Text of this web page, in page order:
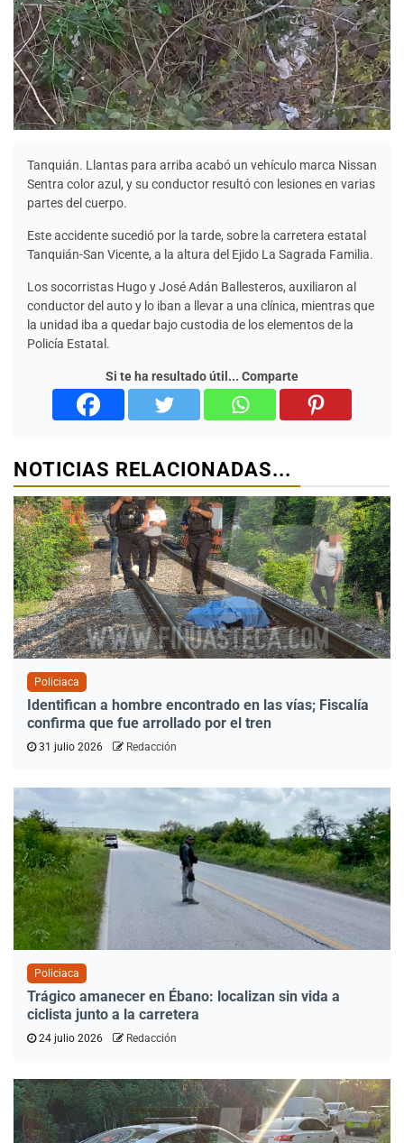
Tanquián. Llantas para arriba acabó un vehículo marca Nissan
Sentra color azul, y su conductor resultó con lesiones en varias
partes del cuerpo.
Este accidente sucedió por la tarde, sobre la carretera estatal
Tanquián-San Vicente, a la altura del Ejido La Sagrada Familia.
Los socorristas Hugo y José Adán Ballesteros, auxiliaron al
conductor del auto y lo iban a llevar a una clínica, mientras que
la unidad iba a quedar bajo custodia de los elementos de la
Policía Estatal.
Si te ha resultado útil... Comparte
NOTICIAS RELACIONADAS...
Policiaca
Identifican a hombre encontrado en las vías; Fiscalía
confirma que fue arrollado por el tren
31 julio 2026 Redacción
Policiaca
Trágico amanecer en Ébano: localizan sin vida a
ciclista junto a la carretera
24 julio 2026 Redacción